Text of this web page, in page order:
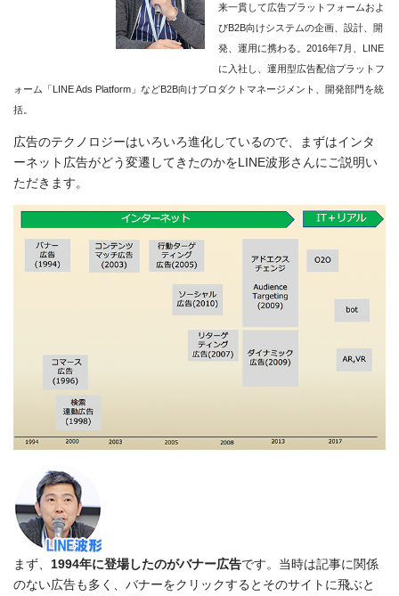
来一貫して広告プラットフォームおよ
びB2B向けシステムの企画、設計、開
発、運用に携わる。2016年7月、LINE
に入社し、運用型広告配信プラットフ
ォーム「LINE Ads Platform」などB2B向けプロダクトマネージメント、開発部門を統
括。
広告のテクノロジーはいろいろ進化しているので、まずはインタ
ーネット広告がどう変遷してきたのかをLINE波形さんにご説明い
ただきます。
まず、 1994年に登場したのがバナー広告です。当時は記事に関係
のない広告も多く、バナーをクリックするとそのサイトに飛ぶと